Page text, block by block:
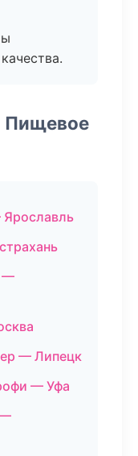
Пищевое
—
— Липецк
— Уфа
—